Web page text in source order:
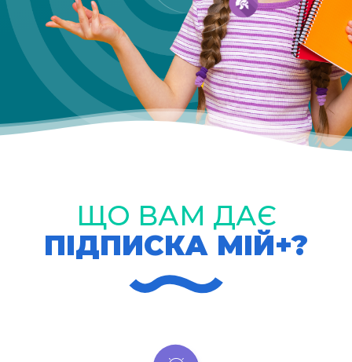
ЩО ВАМ ДАЄ
ПІДПИСКА МІЙ+?